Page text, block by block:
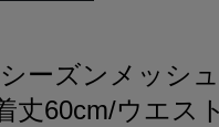
ーズンメッシ
丈60cm/ウエス